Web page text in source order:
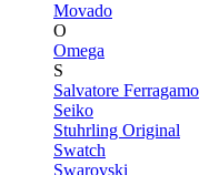
Movado
O
Omega
S
Salvatore Ferragamo
Seiko
Stuhrling Original
Swatch
Swarovski